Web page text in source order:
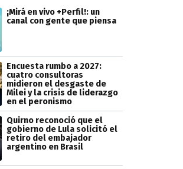
¡Mirá en vivo +Perfil!: un
canal con gente que piensa
Encuesta rumbo a 2027:
cuatro consultoras
midieron el desgaste de
Milei y la crisis de liderazgo
en el peronismo
Quirno reconoció que el
gobierno de Lula solicitó el
retiro del embajador
argentino en Brasil